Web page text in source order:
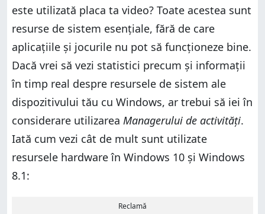
este utilizată placa ta video? Toate acestea sunt
resurse de sistem esențiale, fără de care
aplicațiile și jocurile nu pot să funcționeze bine.
Dacă vrei să vezi statistici precum și informații
în timp real despre resursele de sistem ale
dispozitivului tău cu Windows, ar trebui să iei în
considerare utilizarea Managerului de activități.
Iată cum vezi cât de mult sunt utilizate
resursele hardware în Windows 10 și Windows
8.1:
Reclamă